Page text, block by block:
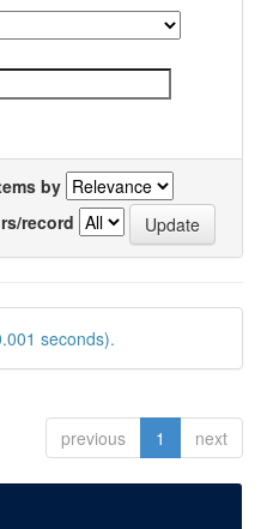
by
record
seconds).
previous 1 next